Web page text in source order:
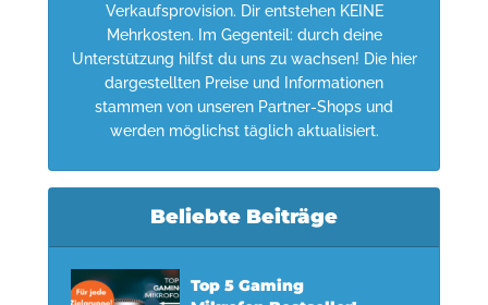
Verkaufsprovision. Dir entstehen KEINE
Mehrkosten. Im Gegenteil: durch deine
Unterstützung hilfst du uns zu wachsen! Die hier
dargestellten Preise und Informationen
stammen von unseren Partner-Shops und
werden möglichst täglich aktualisiert.
Beliebte Beiträge
Top 5 Gaming